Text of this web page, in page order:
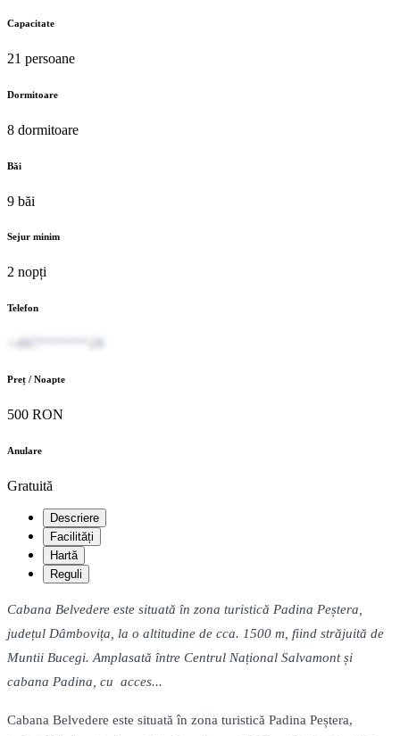
Capacitate
21 persoane
Dormitoare
8 dormitoare
Băi
9 băi
Sejur minim
2 nopți
Telefon
+407******20
Preț / Noapte
500 RON
Anulare
Gratuită
Descriere
Facilități
Hartă
Reguli
Cabana Belvedere este situată în zona turistică Padina Peștera,
județul Dâmbovița, la o altitudine de cca. 1500 m, fiind străjuită de
Muntii Bucegi. Amplasată între Centrul Național Salvamont și
cabana Padina, cu acces...
Cabana Belvedere este situată în zona turistică Padina Peștera,